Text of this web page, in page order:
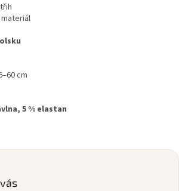
cm
5 % elastan